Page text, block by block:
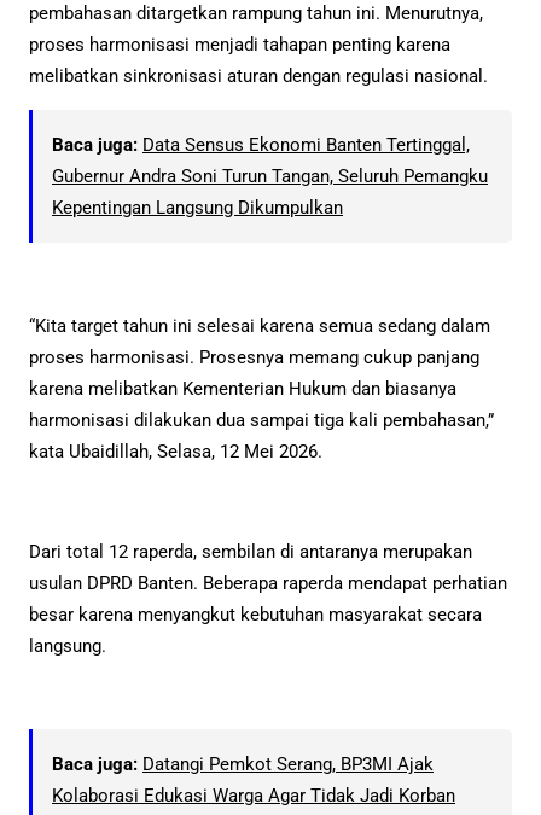
pembahasan ditargetkan rampung tahun ini. Menurutnya,
proses harmonisasi menjadi tahapan penting karena
melibatkan sinkronisasi aturan dengan regulasi nasional.
Baca juga: Data Sensus Ekonomi Banten Tertinggal,
Gubernur Andra Soni Turun Tangan, Seluruh Pemangku
Kepentingan Langsung Dikumpulkan
“Kita target tahun ini selesai karena semua sedang dalam
proses harmonisasi. Prosesnya memang cukup panjang
karena melibatkan Kementerian Hukum dan biasanya
harmonisasi dilakukan dua sampai tiga kali pembahasan,”
kata Ubaidillah, Selasa, 12 Mei 2026.
Dari total 12 raperda, sembilan di antaranya merupakan
usulan DPRD Banten. Beberapa raperda mendapat perhatian
besar karena menyangkut kebutuhan masyarakat secara
langsung.
Baca juga: Datangi Pemkot Serang, BP3MI Ajak
Kolaborasi Edukasi Warga Agar Tidak Jadi Korban